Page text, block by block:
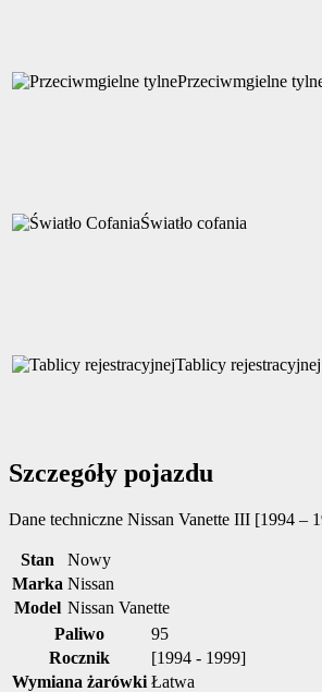
Przeciwmgielne
Światło cofania
Tablicy rejestracyjnej
Szczegóły pojazdu
Dane techniczne Nissan Vanette III [1994 –
Stan
Nowy
Marka Nissan
Model Nissan Vanette
Paliwo
95
Rocznik
[1994 - 1999]
Wymiana żarówki Łatwa